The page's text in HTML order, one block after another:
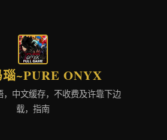
~PURE ONYX
，中文缓存，不收费及许靠下边
载，指南